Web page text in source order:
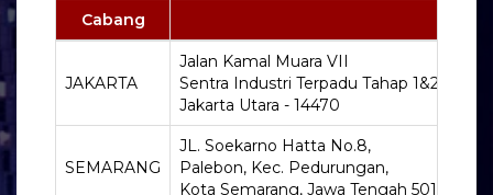
Cabang
JAKARTA
Jalan Kamal Muara VII
Sentra Industri Terpadu Tahap 1&2 Blok
Jakarta Utara - 14470
SEMARANG
JL. Soekarno Hatta No.8,
Palebon, Kec. Pedurungan,
Kota Semarang, Jawa Tengah 50199